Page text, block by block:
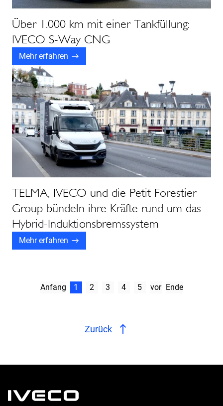
Über 1.000 km mit einer Tankfüllung:
IVECO S-Way CNG
Mehr erfahren
TELMA, IVECO und die Petit Forestier
Group bündeln ihre Kräfte rund um das
Hybrid-Induktionsbremssystem
Mehr erfahren
Anfang 1 2 3 4 5 vor Ende
Zurück